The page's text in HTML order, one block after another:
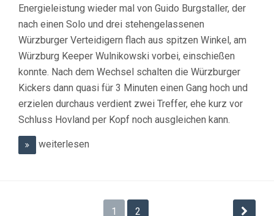
Energieleistung wieder mal von Guido Burgstaller, der
nach einen Solo und drei stehengelassenen
Würzburger Verteidigern flach aus spitzen Winkel, am
Würzburg Keeper Wulnikowski vorbei, einschießen
konnte. Nach dem Wechsel schalten die Würzburger
Kickers dann quasi für 3 Minuten einen Gang hoch und
erzielen durchaus verdient zwei Treffer, ehe kurz vor
Schluss Hovland per Kopf noch ausgleichen kann.
weiterlesen
1 2